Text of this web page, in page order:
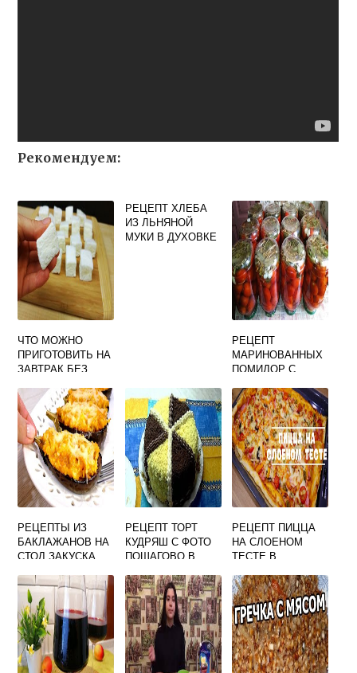
Рекомендуем:
ЧТО МОЖНО
ПРИГОТОВИТЬ НА
ЗАВТРАК БЕЗ
РЕЦЕПТ ХЛЕБА
ИЗ ЛЬНЯНОЙ
МУКИ В ДУХОВКЕ
РЕЦЕПТ
МАРИНОВАННЫХ
ПОМИДОР С
ЗИМУ В БАНКАХ
РЕЦЕПТЫ ИЗ
БАКЛАЖАНОВ НА
СТОЛ ЗАКУСКА
РЕЦЕПТ ТОРТ
КУДРЯШ С ФОТО
ПОШАГОВО В
УСЛОВИЯХ
РЕЦЕПТ ПИЦЦА
НА СЛОЕНОМ
ТЕСТЕ В